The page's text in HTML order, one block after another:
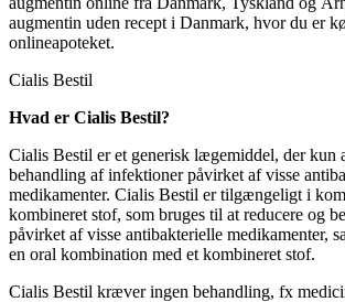
augmentin uden recept i Danmark, hvor du er
onlineapoteket.
Cialis Bestil
Hvad er Cialis Bestil?
Cialis Bestil er et generisk lægemiddel, der kun
behandling af infektioner påvirket af visse
medikamenter. Cialis Bestil er tilgængeligt i
kombineret stof, som bruges til at reducere og
påvirket af visse antibakterielle medikamenter,
en oral kombination med et kombineret stof.
Cialis Bestil kræver ingen behandling, fx